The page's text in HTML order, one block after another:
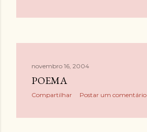
novembro 16, 2004
POEMA
Compartilhar Postar um comentário